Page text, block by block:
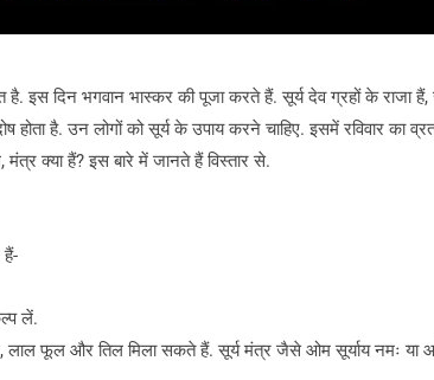
है. इस दिन भगवान भास्कर की पूजा करते हैं. सूर्य देव ग्रहों के राजा
है. उन लोगों को सूर्य के उपाय करने चाहिए. इसमें रविवार का
मंत्र क्या हैं? इस बारे में जानते हैं विस्तार से.
हैं-
लें.
लाल फूल और तिल मिला सकते हैं. सूर्य मंत्र जैसे ओम सूर्याय नमः या